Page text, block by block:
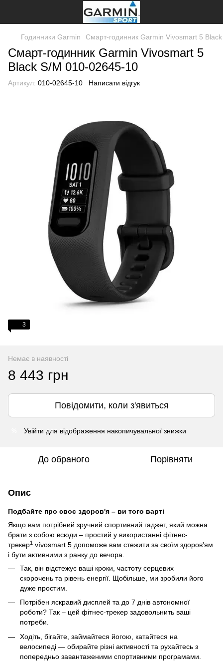
Годинники Garmin Смарт-годинник Garmin Vivosmart 5
Смарт-годинник Garmin Vivosmart 5
Black S/M 010-02645-10
Артикул: 010-02645-10 Написати відгук
3
Немає в наявності
8 443 грн
Повідомити, коли з'явиться
Увійти для відображення накопичувальної знижки
До обраного Порівняти
Опис
Подбайте про своє здоров'я – ви того варті
Якщо вам потрібний зручний спортивний гаджет, який можна
брати з собою всюди – простий у використанні фітнес-
трекер1 vívosmart 5 допоможе вам стежити за своїм здоров'ям
і бути активними з ранку до вечора.
Так, він відстежує ваші кроки, частоту серцевих
скорочень та рівень енергії. Щобільше, ми зробили його
дуже простим.
Потрібен яскравий дисплей та до 7 днів автономної
роботи? Так – цей фітнес-трекер задовольнить ваші
потреби.
Ходіть, бігайте, займайтеся йогою, катайтеся на
велосипеді — обирайте різні активності та рухайтесь з
попередньо завантаженими спортивними програмами.